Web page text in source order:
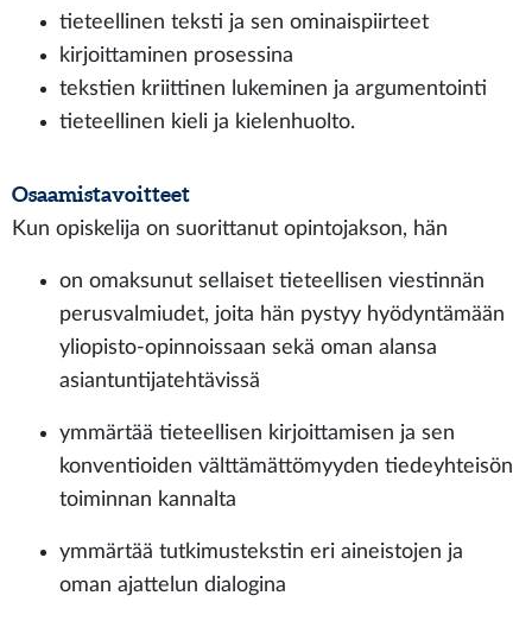
tieteellinen teksti ja sen ominaispiirteet
kirjoittaminen prosessina
tekstien kriittinen lukeminen ja argumentointi
tieteellinen kieli ja kielenhuolto.
Osaamistavoitteet
Kun opiskelija on suorittanut opintojakson, hän
on omaksunut sellaiset tieteellisen viestinnän
perusvalmiudet, joita hän pystyy hyödyntämään
yliopisto-opinnoissaan sekä oman alansa
asiantuntijatehtävissä
ymmärtää tieteellisen kirjoittamisen ja sen
konventioiden välttämättömyyden tiedeyhteisön
toiminnan kannalta
ymmärtää tutkimustekstin eri aineistojen ja
oman ajattelun dialogina